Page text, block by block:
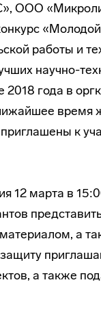
ООО
«Молодой
работы и
научно-
года в
время
к
12 марта в
а
а также